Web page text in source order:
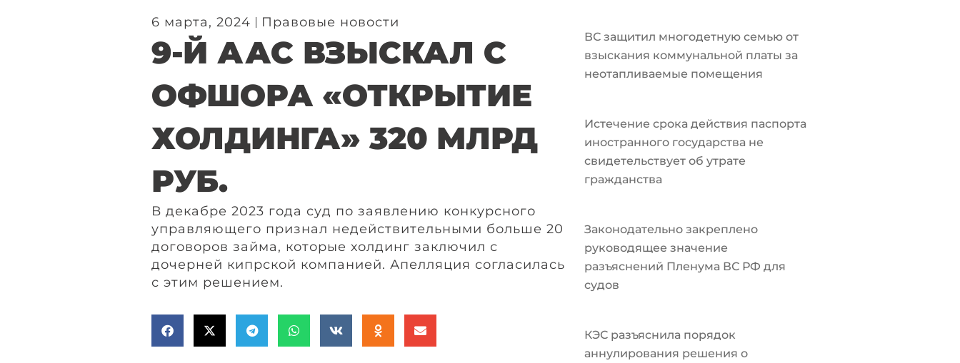
6 марта, 2024 Правовые новости
9-Й ААС ВЗЫСКАЛ С
ОФШОРА «ОТКРЫТИЕ
ХОЛДИНГА» 320 МЛРД
РУБ.
В декабре 2023 года суд по заявлению конкурсного
управляющего признал недействительными больше 20
договоров займа, которые холдинг заключил с
дочерней кипрской компанией. Апелляция согласилась
с этим решением.
ВС защитил многодетную семью от
взыскания коммунальной платы за
неотапливаемые помещения
Истечение срока действия паспорта
иностранного государства не
свидетельствует об утрате
гражданства
Законодательно закреплено
руководящее значение
разъяснений Пленума ВС РФ для
судов
КЭС разъяснила порядок
аннулирования решения о